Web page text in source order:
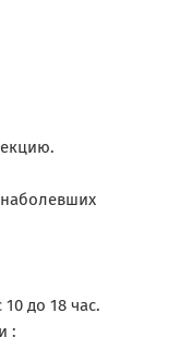
до 18 час.
: